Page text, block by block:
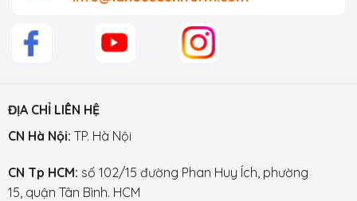
ĐỊA CHỈ LIÊN HỆ
CN Hà Nội: TP. Hà Nội
CN Tp HCM: số 102/15 đường Phan Huy Ích, phường
15, quận Tân Bình. HCM